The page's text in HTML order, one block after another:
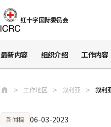
红十字国际委员会
最新内容 组织介绍 工作内容
工作地区 叙利亚 叙利
新闻稿 06-03-2023